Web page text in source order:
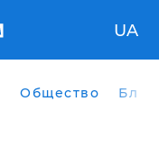
UA
Общество